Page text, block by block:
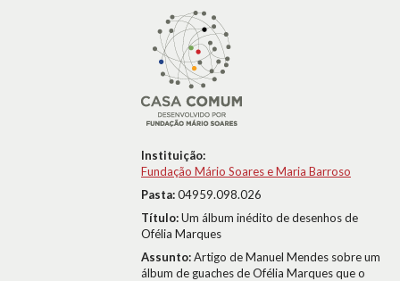
Instituição:
Fundação Mário Soares e Maria Barroso
Pasta:04959.098.026
Título:Um álbum inédito de desenhos de
Ofélia Marques
Assunto:Artigo de Manuel Mendes sobre um
álbum de guaches de Ofélia Marques que o